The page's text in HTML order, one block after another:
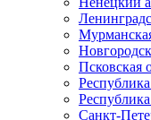
Псковская
Санкт-